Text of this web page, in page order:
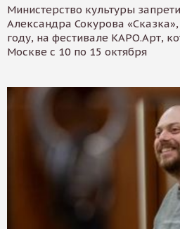
Министерство культуры
Александра Сокурова
году, на фестивале КАРО.Арт,
Москве с 10 по 15 октября